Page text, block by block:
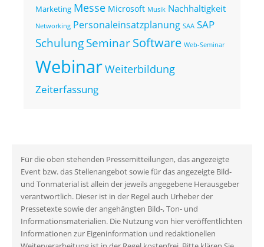
Marketing Messe Microsoft Musik Nachhaltigkeit
Networking Personaleinsatzplanung SAA SAP
SchulungSeminarSoftware Web-Seminar
WebinarWeiterbildung
Zeiterfassung
Für die oben stehenden Pressemitteilungen, das angezeigte
Event bzw. das Stellenangebot sowie für das angezeigte Bild-
und Tonmaterial ist allein der jeweils angegebene Herausgeber
verantwortlich. Dieser ist in der Regel auch Urheber der
Pressetexte sowie der angehängten Bild-, Ton- und
Informationsmaterialien. Die Nutzung von hier veröffentlichten
Informationen zur Eigeninformation und redaktionellen